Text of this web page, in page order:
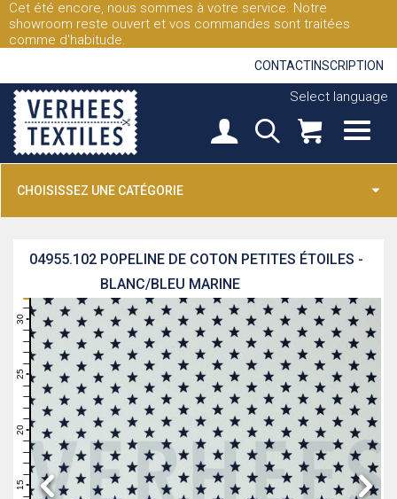
Cet été encore, nous sommes à votre service. Notre
showroom reste ouvert et vos commandes sont traitées
comme d'habitude.
CONTACT INSCRIPTION
Select language
CHOISISSEZ UNE CATÉGORIE
POPELINE DE COTON PETITES ÉTOILES -
BLANC/BLEU MARINE
04955.102
15
16
17
19
21
23
25
26
27
29
31